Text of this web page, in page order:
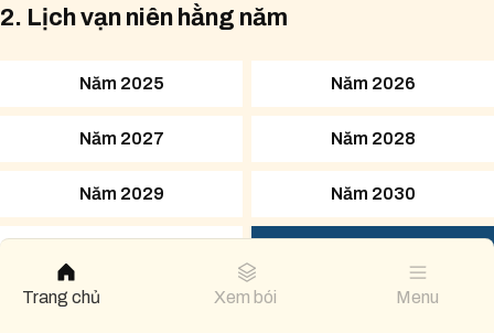
2. Lịch vạn niên hằng năm
Năm 2025 Năm 2026
Năm 2027 Năm 2028
Năm 2029 Năm 2030
Năm 2033 Năm 2034
Trang chủ Xem bói Menu